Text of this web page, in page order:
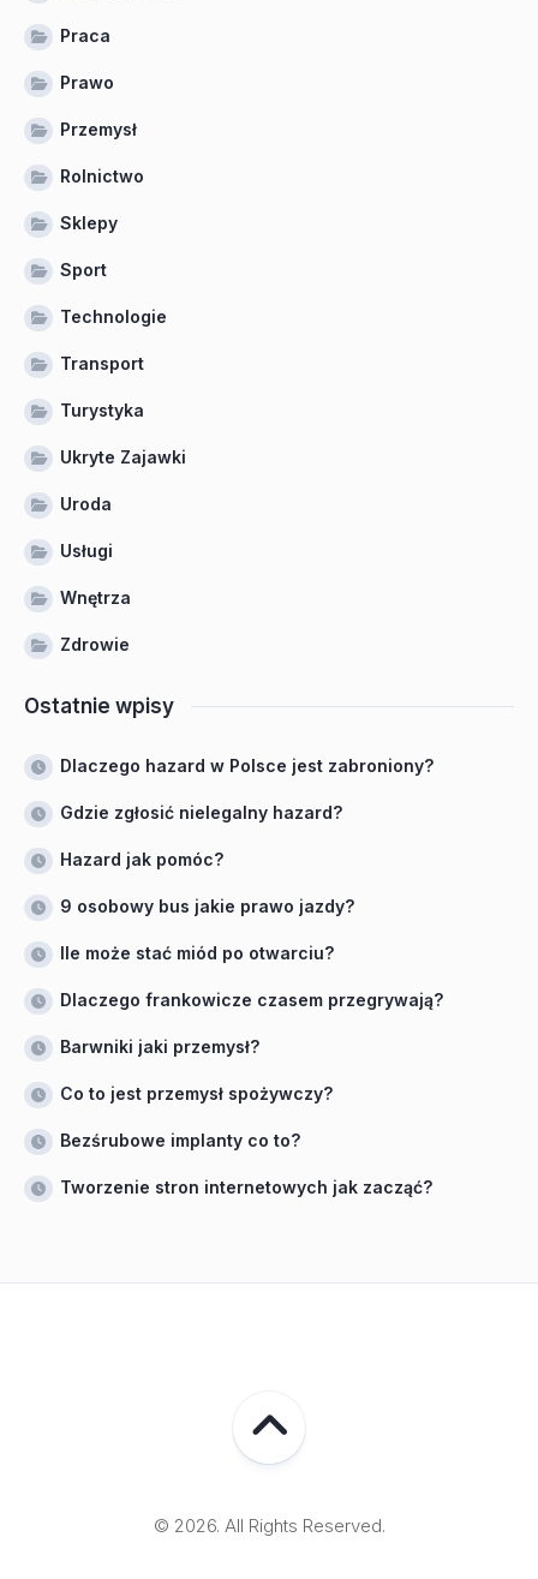
Praca
Prawo
Przemysł
Rolnictwo
Sklepy
Sport
Technologie
Transport
Turystyka
Ukryte Zajawki
Uroda
Usługi
Wnętrza
Zdrowie
Ostatnie wpisy
Dlaczego hazard w Polsce jest zabroniony?
Gdzie zgłosić nielegalny hazard?
Hazard jak pomóc?
9 osobowy bus jakie prawo jazdy?
Ile może stać miód po otwarciu?
Dlaczego frankowicze czasem przegrywają?
Barwniki jaki przemysł?
Co to jest przemysł spożywczy?
Bezśrubowe implanty co to?
Tworzenie stron internetowych jak zacząć?
© 2026. All Rights Reserved.